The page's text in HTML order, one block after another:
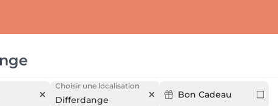
Choisir une localisation
Differdange Bon Cadeau